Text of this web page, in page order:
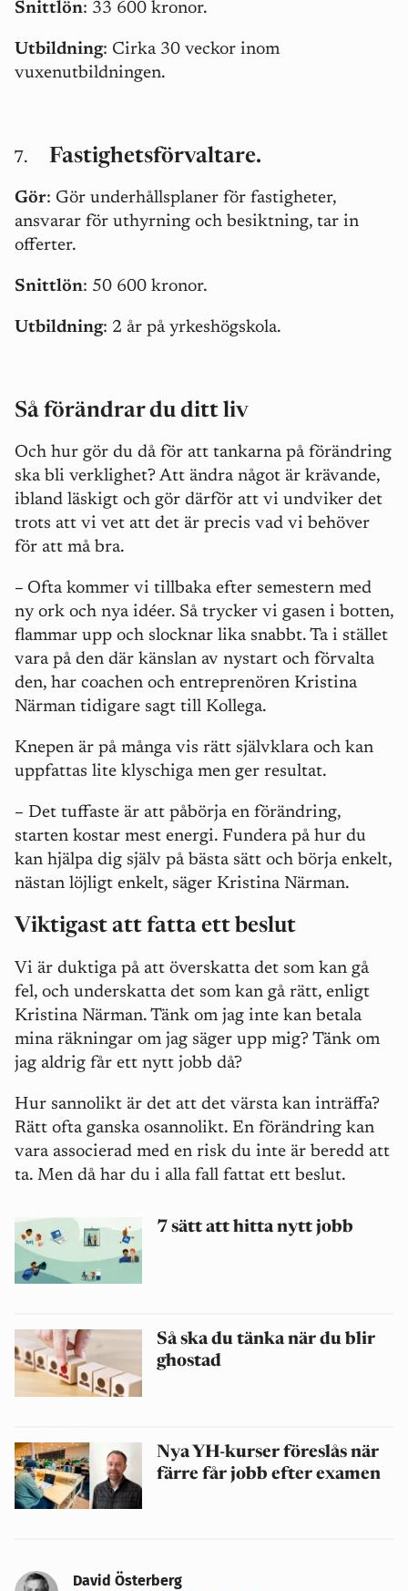
Snittlön: 33 600 kronor.
Utbildning: Cirka 30 veckor inom
vuxenutbildningen.
Fastighetsförvaltare.
Gör: Gör underhållsplaner för fastigheter,
ansvarar för uthyrning och besiktning, tar in
offerter.
Snittlön: 50 600 kronor.
Utbildning: 2 år på yrkeshögskola.
Så förändrar du ditt liv
Och hur gör du då för att tankarna på förändring
ska bli verklighet? Att ändra något är krävande,
ibland läskigt och gör därför att vi undviker det
trots att vi vet att det är precis vad vi behöver
för att må bra.
– Ofta kommer vi tillbaka efter semestern med
ny ork och nya idéer. Så trycker vi gasen i botten,
flammar upp och slocknar lika snabbt. Ta i stället
vara på den där känslan av nystart och förvalta
den, har coachen och entreprenören Kristina
Närman tidigare sagt till Kollega.
Knepen är på många vis rätt självklara och kan
uppfattas lite klyschiga men ger resultat.
– Det tuffaste är att påbörja en förändring,
starten kostar mest energi. Fundera på hur du
kan hjälpa dig själv på bästa sätt och börja enkelt,
nästan löjligt enkelt, säger Kristina Närman.
Viktigast att fatta ett beslut
Vi är duktiga på att överskatta det som kan gå
fel, och underskatta det som kan gå rätt, enligt
Kristina Närman. Tänk om jag inte kan betala
mina räkningar om jag säger upp mig? Tänk om
jag aldrig får ett nytt jobb då?
Hur sannolikt är det att det värsta kan inträffa?
Rätt ofta ganska osannolikt. En förändring kan
vara associerad med en risk du inte är beredd att
ta. Men då har du i alla fall fattat ett beslut.
7 sätt att hitta nytt jobb
Så ska du tänka när du blir
ghostad
Nya YH-kurser föreslås när
färre får jobb efter examen
David Österberg